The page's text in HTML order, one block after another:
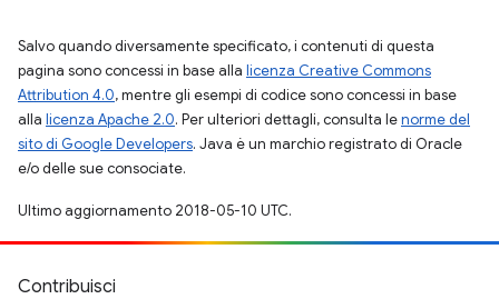
Salvo quando diversamente specificato, i contenuti di questa
pagina sono concessi in base alla licenza Creative Commons
Attribution 4.0, mentre gli esempi di codice sono concessi in base
alla licenza Apache 2.0. Per ulteriori dettagli, consulta lenorme del
sito di Google Developers. Java è un marchio registrato di Oracle
e/o delle sue consociate.
Ultimo aggiornamento 2018-05-10 UTC.
Contribuisci